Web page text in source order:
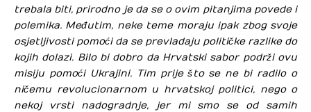
trebala biti, prirodno je da se o ovim pitanjima povede i
polemika. Međutim, neke teme moraju ipak zbog svoje
osjetljivosti pomoći da se prevladaju političke razlike do
kojih dolazi. Bilo bi dobro da Hrvatski sabor podrži ovu
misiju pomoći Ukrajini. Tim prije što se ne bi radilo o
ničemu revolucionarnom u hrvatskoj politici, nego o
nekoj vrsti nadogradnje, jer mi smo se od samih